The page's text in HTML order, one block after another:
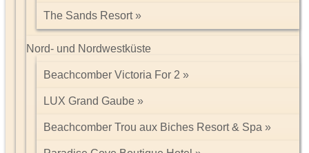
The Sands Resort
Nord- und Nordwestküste
Beachcomber Victoria For 2
LUX Grand Gaube
Beachcomber Trou aux Biches Resort & Spa